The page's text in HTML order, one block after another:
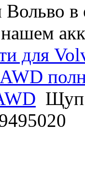
Вольво
для
Щуп